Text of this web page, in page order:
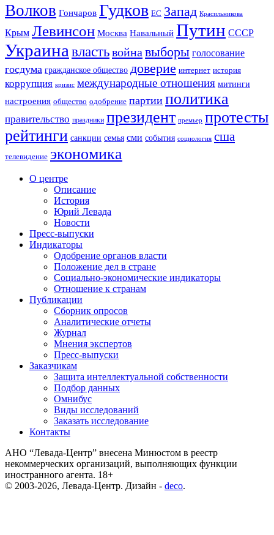
Волков Гончаров Гудков ЕС Запад Красильникова
Крым Левинсон Москва Навальный Путин СССР
Украина властьвойна выборы голосование
госдума гражданское общество доверие интернет история
коррупция кризис международные отношения митинги
настроения общество одобрение партии политика
правительство праздники президент премьер протесты
рейтинги санкции семья сми события социология сша
телевидение экономика
О центре
Описание
История
Юрий Левада
Новости
Пресс-выпуски
Индикаторы
Одобрение органов власти
Положение дел в стране
Социально-экономические индикаторы
Отношение к странам
Публикации
Сборник опросов
Аналитические отчеты
Журнал
Мнения экспертов
Пресс-выпуски
Заказчикам
Защита интеллектуальной собственности
Подбор данных
Омнибус
Виды исследований
Заказать исследование
Контакты
АНО “Левада-Центр” внесена Минюстом в реестр
некоммерческих организаций, выполняющих функции
иностранного агента. 18+
© 2003-2026, Левада-Центр. Дизайн - deco.